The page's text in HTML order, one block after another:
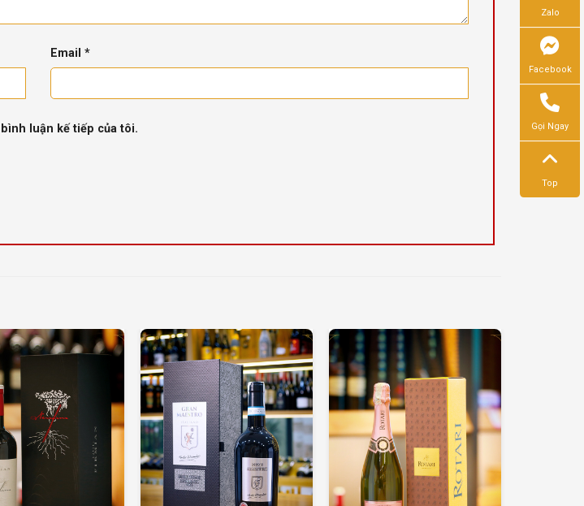
Email *
luận kế tiếp của tôi.
Zalo
Facebook
Gọi Ngay
Top